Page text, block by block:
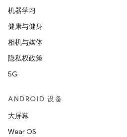
机器学习
健康与健身
相机与媒体
隐私权政策
5G
ANDROID 设备
大屏幕
Wear OS